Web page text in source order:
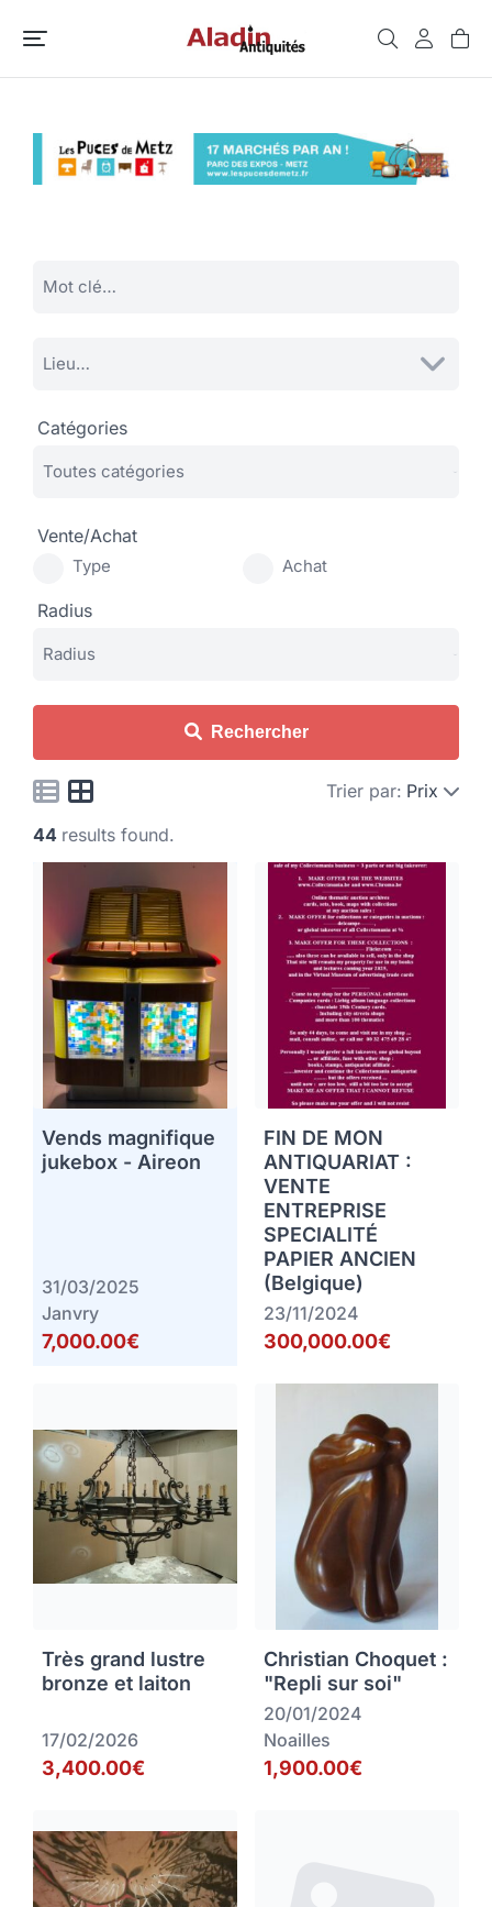
Catégories
Vente/Achat
Type Achat
Radius
Rechercher
Trier par: Prix
44 results found.
Vends magnifique
jukebox - Aireon
31/03/2025
Janvry
7,000.00€
FIN DE MON
ANTIQUARIAT :
VENTE
ENTREPRISE
SPECIALITÉ
PAPIER ANCIEN
(Belgique)
23/11/2024
300,000.00€
Très grand lustre
bronze et laiton
17/02/2026
3,400.00€
Christian Choquet :
"Repli sur soi"
20/01/2024
Noailles
1,900.00€